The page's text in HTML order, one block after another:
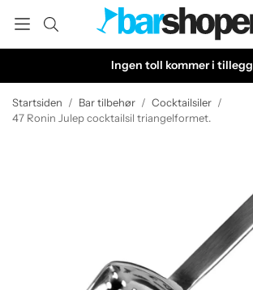
Ingen toll kommer i tillegg
Startsiden / Bar tilbehør / Cocktailsiler /
47 Ronin Julep cocktailsil triangelformet.